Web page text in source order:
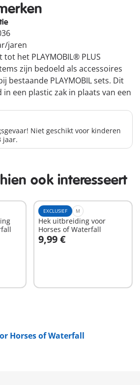
Horses of Waterfall
jaren
het PLAYMOBIL® PLUS
zijn bedoeld als accessoires
bestaande PLAYMOBIL sets. Dit
een plastic zak in plaats van een
Niet geschikt voor kinderen
jaar.
ook interesseert
EXCLUSIEF M
Hek uitbreiding voor
Horses of Waterfall
9,99 €
In winkelwagen